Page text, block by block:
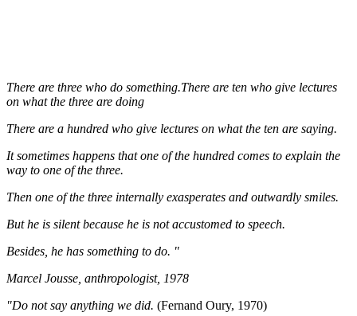
There are three who do something.There are ten who give lectures
on what the three are doing
There are a hundred who give lectures on what the ten are saying.
It sometimes happens that one of the hundred comes to explain the
way to one of the three.
Then one of the three internally exasperates and outwardly smiles.
But he is silent because he is not accustomed to speech.
Besides, he has something to do. "
Marcel Jousse, anthropologist, 1978
"Do not say anything we did. (Fernand Oury, 1970)